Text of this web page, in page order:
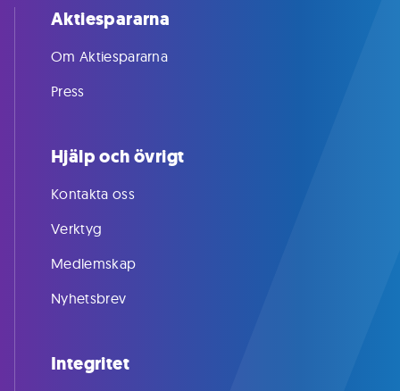
Aktiespararna
Om Aktiespararna
Press
Hjälp och övrigt
Kontakta oss
Verktyg
Medlemskap
Nyhetsbrev
Integritet